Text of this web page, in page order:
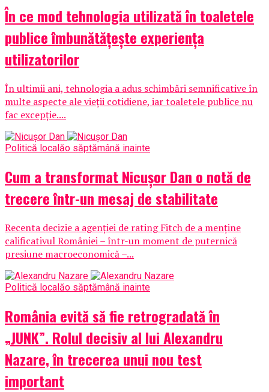
În ce mod tehnologia utilizată în toaletele
publice îmbunătățește experiența
utilizatorilor
În ultimii ani, tehnologia a adus schimbări semnificative în
multe aspecte ale vieții cotidiene, iar toaletele publice nu
fac excepție....
Politică localăo săptămână inainte
Cum a transformat Nicușor Dan o notă de
trecere într-un mesaj de stabilitate
Recenta decizie a agenției de rating Fitch de a menține
calificativul României – într-un moment de puternică
presiune macroeconomică –...
Politică localăo săptămână inainte
România evită să fie retrogradată în
„JUNK”. Rolul decisiv al lui Alexandru
Nazare, în trecerea unui nou test
important